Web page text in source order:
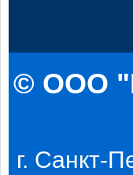
© ООО
г. Санкт-